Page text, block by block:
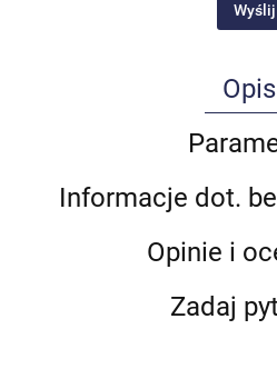
Wyślij
Opis
Informacje dot.
Opinie i
Zadaj